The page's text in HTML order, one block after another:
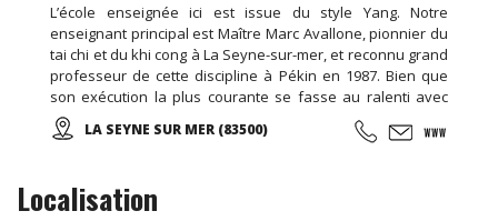
L’école enseignée ici est issue du style Yang. Notre
enseignant principal est Maître Marc Avallone, pionnier du
tai chi et du khi cong à La Seyne-sur-mer, et reconnu grand
professeur de cette discipline à Pékin en 1987. Bien que
son exécution la plus courante se fasse au ralenti avec
des mouvements doux et unis entre eux, le thai cuc quyen
(taichi) peut s’exécuter de bien des manières différentes,
LA SEYNE SUR MER (83500)
Localisation